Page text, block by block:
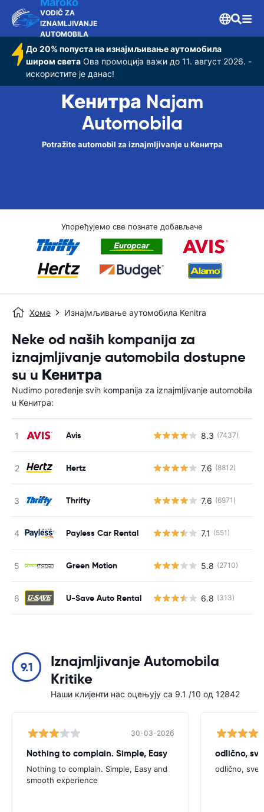
VODIČ ZA
IZNAMLJIVANJE
AUTOMOBILA
До 20% попуста на изнајмљивање аутомобила
широм света Ова промоција важи до 11. август 2026. -
искористите је данас!
Кенитра Najam
Automobila
Potražite automobil za iznajmljivanje u Кенитра
Упоређујемо све познате добављаче
Хоме Изнајмљивање аутомобила Kenitra
Neke od naših kompanija za
iznajmljivanje automobila dostupne
su u Кенитра
Nudimo poređenje svih kompanija za iznajmljivanje automobila
u Кенитра:
Avis 8.3 (7437)
Hertz 7.6 (8812)
Thrifty 7.6 (6971)
Payless Car Rental 7.1 (551)
Green Motion 5.8 (2710)
U-Save Auto Rental 6.8 (313)
9.1
Iznajmljivanje Automobila
Kritike
Наши клијенти нас оцењују са 9.1 /10 од 12842
30-03-2026
Nothing to complain. Simple, Easy
Nothing to complain. Simple, Easy and
smooth experience
odlično,
odlično, sve